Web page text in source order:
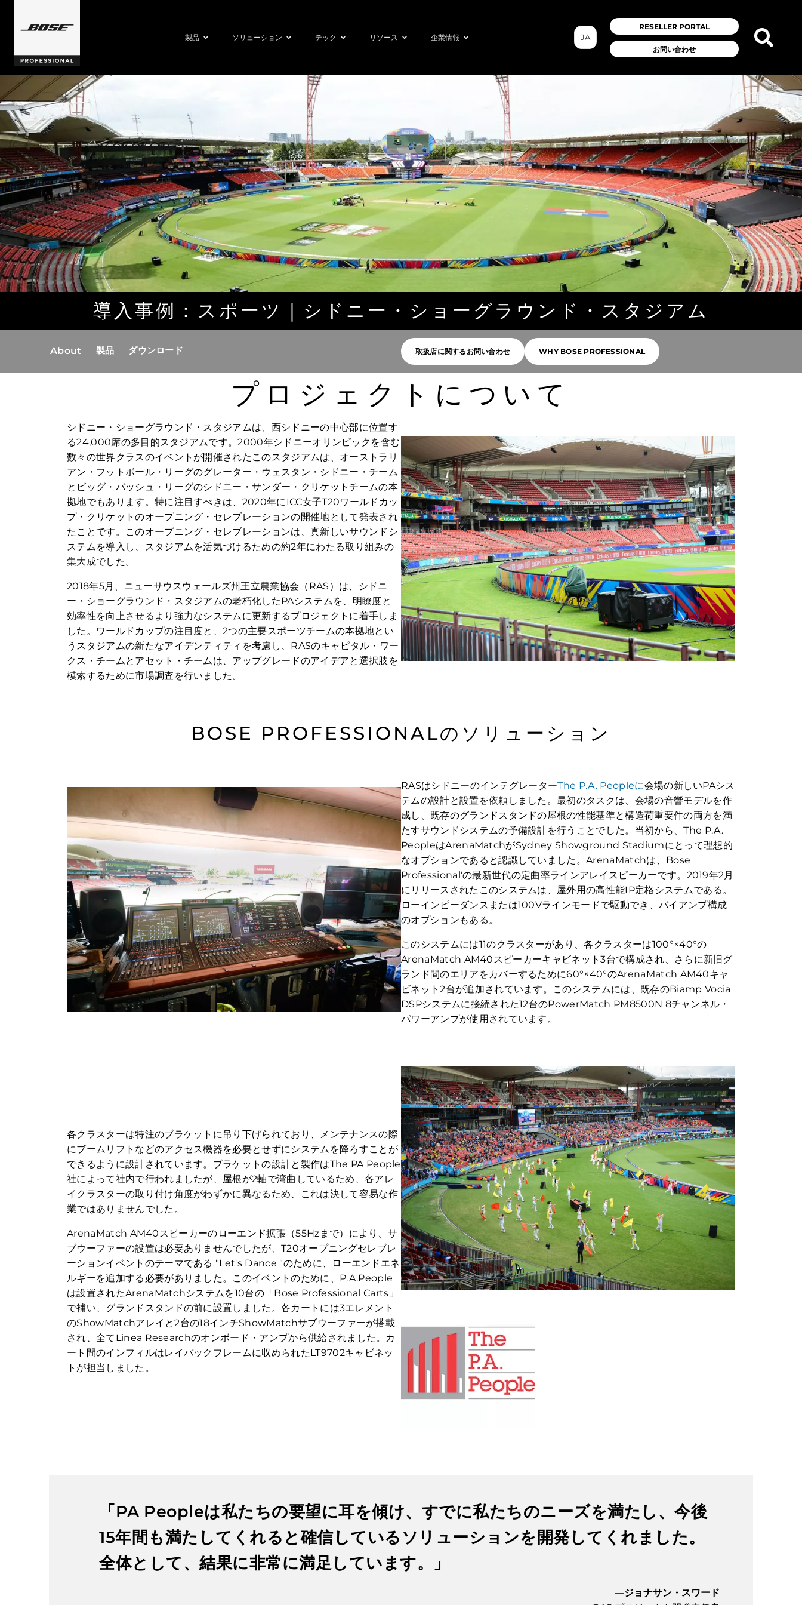
製品 ソリューション テック リソース 企業情報
RESELLER PORTAL
お問い合わせ
JA
導入事例：スポーツ｜シドニー・ショーグラウンド・スタジアム
About 製品 ダウンロード 取扱店に関するお問い合わせ WHY BOSE PROFESSIONAL
プロジェクトについて
シドニー・ショーグラウンド・スタジアムは、西シドニーの中心部に位置す
る24,000席の多目的スタジアムです。2000年シドニーオリンピックを含む
数々の世界クラスのイベントが開催されたこのスタジアムは、オーストラリ
アン・フットボール・リーグのグレーター・ウェスタン・シドニー・チーム
とビッグ・バッシュ・リーグのシドニー・サンダー・クリケットチームの本
拠地でもあります。特に注目すべきは、2020年にICC女子T20ワールドカッ
プ・クリケットのオープニング・セレブレーションの開催地として発表され
たことです。このオープニング・セレブレーションは、真新しいサウンドシ
ステムを導入し、スタジアムを活気づけるための約2年にわたる取り組みの
集大成でした。
2018年5月、ニューサウスウェールズ州王立農業協会（RAS）は、シドニ
ー・ショーグラウンド・スタジアムの老朽化したPAシステムを、明瞭度と
効率性を向上させるより強力なシステムに更新するプロジェクトに着手しま
した。ワールドカップの注目度と、2つの主要スポーツチームの本拠地とい
うスタジアムの新たなアイデンティティを考慮し、RASのキャピタル・ワー
クス・チームとアセット・チームは、アップグレードのアイデアと選択肢を
模索するために市場調査を行いました。
BOSE PROFESSIONALのソリューション
RASはシドニーのインテグレーターThe P.A. Peopleに会場の新しいPAシス
テムの設計と設置を依頼しました。最初のタスクは、会場の音響モデルを作
成し、既存のグランドスタンドの屋根の性能基準と構造荷重要件の両方を満
たすサウンドシステムの予備設計を行うことでした。当初から、The P.A.
PeopleはArenaMatchがSydney Showground Stadiumにとって理想的
なオプションであると認識していました。ArenaMatchは、Bose
Professional'の最新世代の定曲率ラインアレイスピーカーです。2019年2月
にリリースされたこのシステムは、屋外用の高性能IP定格システムである。
ローインピーダンスまたは100Vラインモードで駆動でき、バイアンプ構成
のオプションもある。
このシステムには11のクラスターがあり、各クラスターは100°×40°の
ArenaMatch AM40スピーカーキャビネット3台で構成され、さらに新旧グ
ランド間のエリアをカバーするために60°×40°のArenaMatch AM40キャ
ビネット2台が追加されています。このシステムには、既存のBiamp Vocia
DSPシステムに接続された12台のPowerMatch PM8500N 8チャンネル・
パワーアンプが使用されています。
各クラスターは特注のブラケットに吊り下げられており、メンテナンスの際
にブームリフトなどのアクセス機器を必要とせずにシステムを降ろすことが
できるように設計されています。ブラケットの設計と製作はThe PA People
社によって社内で行われましたが、屋根が2軸で湾曲しているため、各アレ
イクラスターの取り付け角度がわずかに異なるため、これは決して容易な作
業ではありませんでした。
ArenaMatch AM40スピーカーのローエンド拡張（55Hzまで）により、サ
ブウーファーの設置は必要ありませんでしたが、T20オープニングセレブレ
ーションイベントのテーマである "Let's Dance "のために、ローエンドエネ
ルギーを追加する必要がありました。このイベントのために、P.A.People
は設置されたArenaMatchシステムを10台の「Bose Professional Carts」
で補い、グランドスタンドの前に設置しました。各カートには3エレメント
のShowMatchアレイと2台の18インチShowMatchサブウーファーが搭載
され、全てLinea Researchのオンボード・アンプから供給されました。カ
ート間のインフィルはレイバックフレームに収められたLT9702キャビネッ
トが担当しました。
「PA Peopleは私たちの要望に耳を傾け、すでに私たちのニーズを満たし、今後
15年間も満たしてくれると確信しているソリューションを開発してくれました。
全体として、結果に非常に満足しています。」
—ジョナサン・スワード